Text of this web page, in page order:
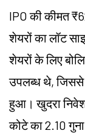
IPO की कीमत
शेयरों का लॉट
शेयरों के लिए
उपलब्ध थे, जिससे
हुआ। खुदरा
कोटे का 2.10